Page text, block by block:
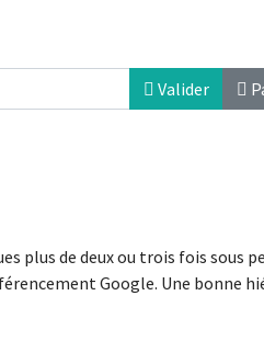
Valider
plus de deux ou trois fois sous
Google. Une bonne